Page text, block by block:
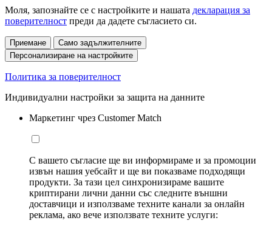
Моля, запознайте се с настройките и нашата декларация за
поверителност преди да дадете съгласието си.
Приемане
Само задължителните
Персонализиране на настройките
Политика за поверителност
Индивидуални настройки за защита на данните
Маркетинг чрез Customer Match
С вашето съгласие ще ви информираме и за промоции
извън нашия уебсайт и ще ви показваме подходящи
продукти. За тази цел синхронизираме вашите
криптирани лични данни със следните външни
доставчици и използваме техните канали за онлайн
реклама, ако вече използвате техните услуги: